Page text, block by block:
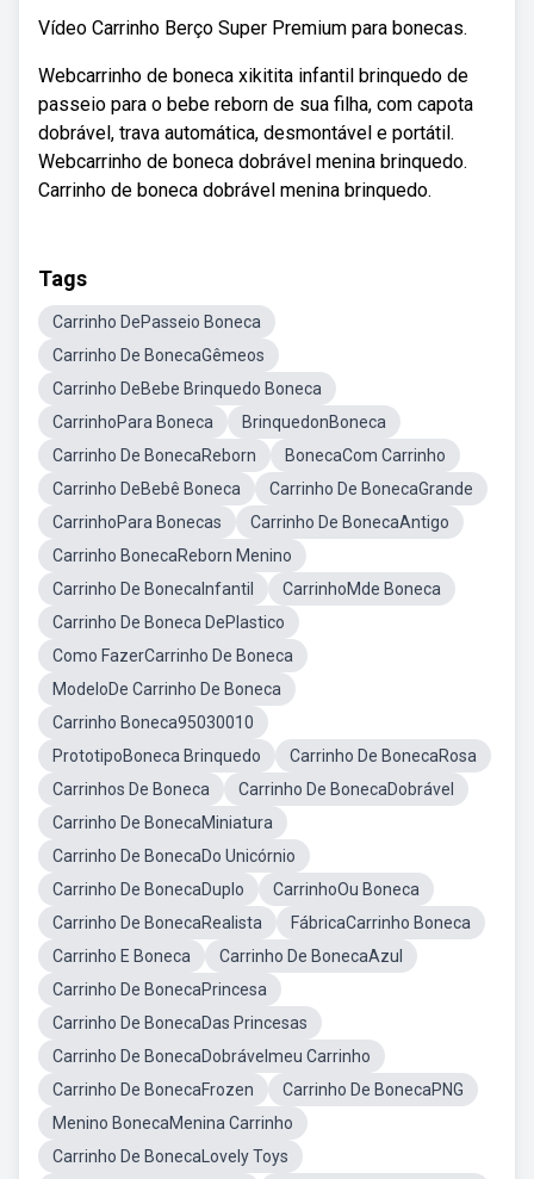
Vídeo Carrinho Berço Super Premium para bonecas.
Webcarrinho de boneca xikitita infantil brinquedo de
passeio para o bebe reborn de sua filha, com capota
dobrável, trava automática, desmontável e portátil.
Webcarrinho de boneca dobrável menina brinquedo.
Carrinho de boneca dobrável menina brinquedo.
Tags
Carrinho DePasseio Boneca
Carrinho De BonecaGêmeos
Carrinho DeBebe Brinquedo Boneca
CarrinhoPara Boneca
BrinquedonBoneca
Carrinho De BonecaReborn
BonecaCom Carrinho
Carrinho DeBebê Boneca
Carrinho De BonecaGrande
CarrinhoPara Bonecas
Carrinho De BonecaAntigo
Carrinho BonecaReborn Menino
Carrinho De BonecaInfantil
CarrinhoMde Boneca
Carrinho De Boneca DePlastico
Como FazerCarrinho De Boneca
ModeloDe Carrinho De Boneca
Carrinho Boneca95030010
PrototipoBoneca Brinquedo
Carrinho De BonecaRosa
Carrinhos De Boneca
Carrinho De BonecaDobrável
Carrinho De BonecaMiniatura
Carrinho De BonecaDo Unicórnio
Carrinho De BonecaDuplo
CarrinhoOu Boneca
Carrinho De BonecaRealista
FábricaCarrinho Boneca
Carrinho E Boneca
Carrinho De BonecaAzul
Carrinho De BonecaPrincesa
Carrinho De BonecaDas Princesas
Carrinho De BonecaDobrávelmeu Carrinho
Carrinho De BonecaFrozen
Carrinho De BonecaPNG
Menino BonecaMenina Carrinho
Carrinho De BonecaLovely Toys